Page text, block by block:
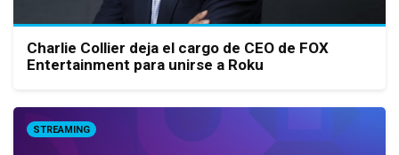
Charlie Collier deja el cargo de CEO de FOX
Entertainment para unirse a Roku
STREAMING